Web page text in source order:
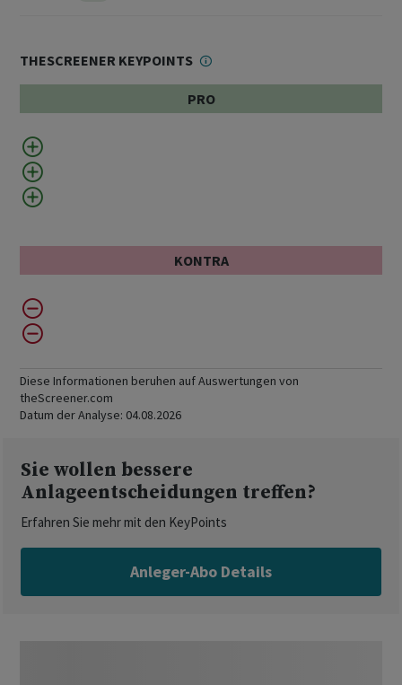
THESCREENER KEYPOINTS
PRO
KONTRA
Diese Informationen beruhen auf Auswertungen von
theScreener.com
Datum der Analyse: 04.08.2026
Sie wollen bessere
Anlageentscheidungen treffen?
Erfahren Sie mehr mit den KeyPoints
Anleger-Abo Details